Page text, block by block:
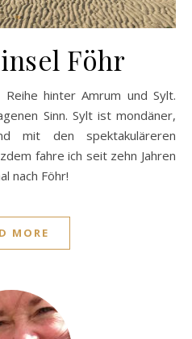
Föhr
Sinn. Sylt ist mondäner,
mit den spektakuläreren
fahre ich seit zehn Jahren
nach Föhr!
MORE